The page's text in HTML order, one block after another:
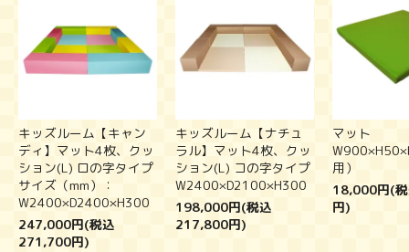
キッズルーム【キャン
ディ】マット4枚、クッ
ション(L) ロの字タイプ
サイズ（mm）：
W2400×D2400×H300
247,000円(税込
271,700円)
キッズルーム【ナチュ
ラル】マット4枚、クッ
ション(L) コの字タイプ
W2400×D2100×H300
198,000円(税込
217,800円)
マット
用）
18,000円(
円)